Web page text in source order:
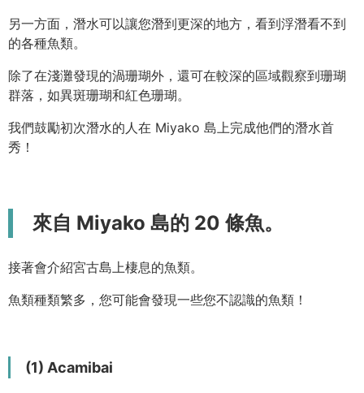
另一方面，潛水可以讓您潛到更深的地方，看到浮潛看不到
的各種魚類。
除了在淺灘發現的渦珊瑚外，還可在較深的區域觀察到珊瑚
群落，如異斑珊瑚和紅色珊瑚。
我們鼓勵初次潛水的人在 Miyako 島上完成他們的潛水首
秀！
來自 Miyako 島的 20 條魚。
接著會介紹宮古島上棲息的魚類。
魚類種類繁多，您可能會發現一些您不認識的魚類！
(1) Acamibai